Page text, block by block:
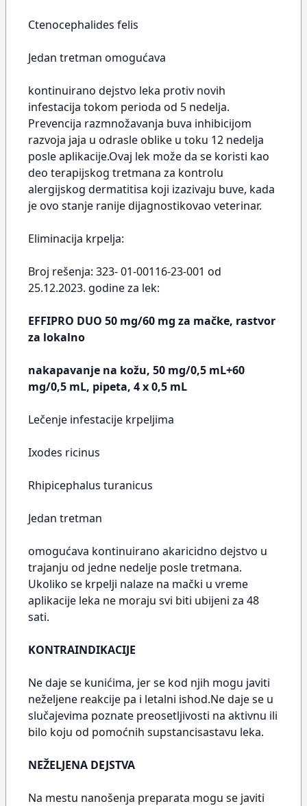
Ctenocephalides felis
Jedan tretman omogućava
kontinuirano dejstvo leka protiv novih
infestacija tokom perioda od 5 nedelja.
Prevencija razmnožavanja buva inhibicijom
razvoja jaja u odrasle oblike u toku 12 nedelja
posle aplikacije.Ovaj lek može da se koristi kao
deo terapijskog tretmana za kontrolu
alergijskog dermatitisa koji izazivaju buve, kada
je ovo stanje ranije dijagnostikovao veterinar.
Eliminacija krpelja:
Broj rešenja: 323- 01-00116-23-001 od
25.12.2023. godine za lek:
EFFIPRO DUO 50 mg/60 mg za mačke, rastvor
za lokalno
nakapavanje na kožu, 50 mg/0,5 mL+60
mg/0,5 mL, pipeta, 4 x 0,5 mL
Lečenje infestacije krpeljima
Ixodes ricinus
Rhipicephalus turanicus
Jedan tretman
omogućava kontinuirano akaricidno dejstvo u
trajanju od jedne nedelje posle tretmana.
Ukoliko se krpelji nalaze na mački u vreme
aplikacije leka ne moraju svi biti ubijeni za 48
sati.
KONTRAINDIKACIJE
Ne daje se kunićima, jer se kod njih mogu javiti
neželjene reakcije pa i letalni ishod.Ne daje se u
slučajevima poznate preosetljivosti na aktivnu ili
bilo koju od pomoćnih supstancisastavu leka.
NEŽELJENA DEJSTVA
Na mestu nanošenja preparata mogu se javiti